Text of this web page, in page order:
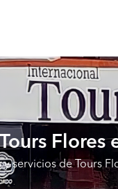
Flores
servicios de Tours